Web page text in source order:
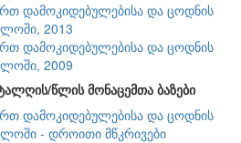
დამოკიდებულებისა და ცოდნის
2013
დამოკიდებულებისა და ცოდნის
2009
წლის მონაცემთა ბაზები
დამოკიდებულებისა და ცოდნის
- დროითი მწკრივები